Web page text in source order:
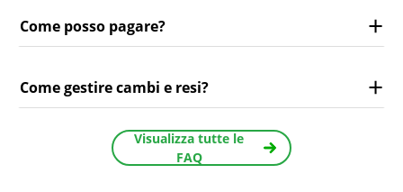
Come posso pagare?
Come gestire cambi e resi?
Visualizza tutte le
FAQ